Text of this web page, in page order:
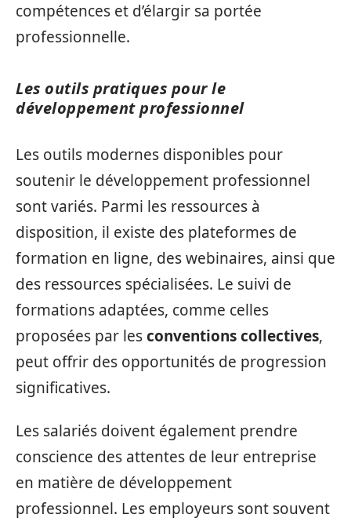
compétences et d’élargir sa portée
professionnelle.
Les outils pratiques pour le
développement professionnel
Les outils modernes disponibles pour
soutenir le développement professionnel
sont variés. Parmi les ressources à
disposition, il existe des plateformes de
formation en ligne, des webinaires, ainsi que
des ressources spécialisées. Le suivi de
formations adaptées, comme celles
proposées par lesconventions collectives,
peut offrir des opportunités de progression
significatives.
Les salariés doivent également prendre
conscience des attentes de leur entreprise
en matière de développement
professionnel. Les employeurs sont souvent